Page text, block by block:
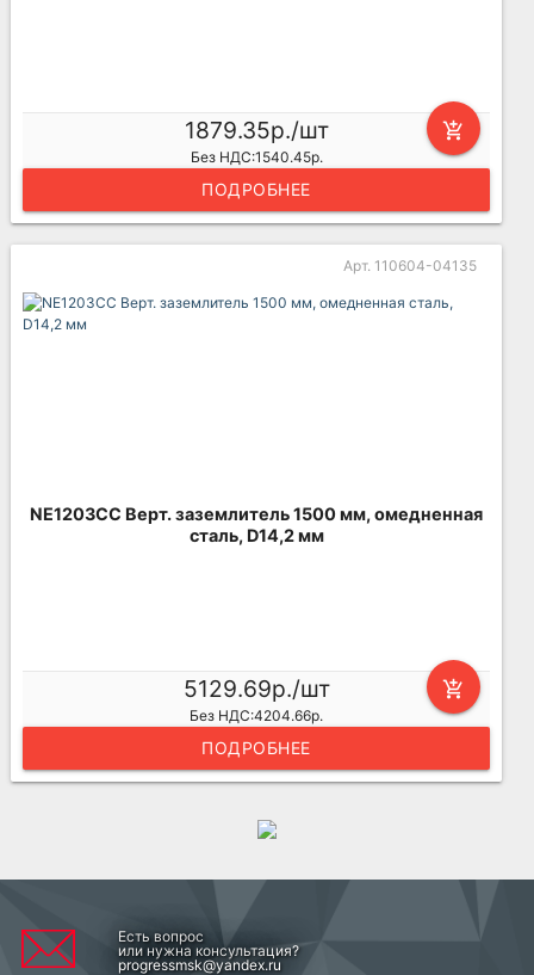
add_shopping_cart
1879.35р./шт
Без НДС:1540.45р.
ПОДРОБНЕЕ
Арт. 110604-04135
NE1203CC Верт. заземлитель 1500 мм, омедненная
сталь, D14,2 мм
add_shopping_cart
5129.69р./шт
Без НДС:4204.66р.
ПОДРОБНЕЕ
Есть вопрос
или нужна консультация?
progressmsk@yandex.ru